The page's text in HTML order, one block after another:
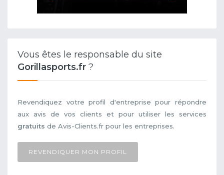
Vous êtes le responsable du site
Gorillasports.fr ?
Revendiquez votre profil d'entreprise pour répondre
aux avis de vos clients et pour utiliser les services
gratuits de Avis-Clients.fr pour les entreprises.
REVENDIQUER MON PROFIL